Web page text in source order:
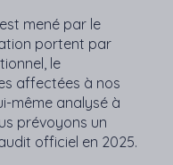
mené par le
portent par
le
affectées à nos
même analysé à
prévoyons un
officiel en 2025.